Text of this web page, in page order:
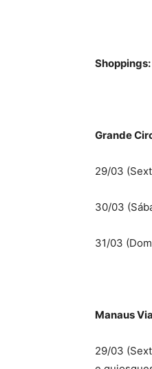
Shoppings:
Grande
29/03
30/03
31/03
Manaus
29/03